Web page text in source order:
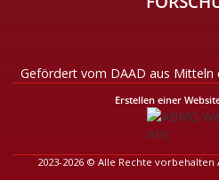
Gefördert vom DAAD aus Mitteln
2023-2026 © Alle Rechte
Erstellen einer